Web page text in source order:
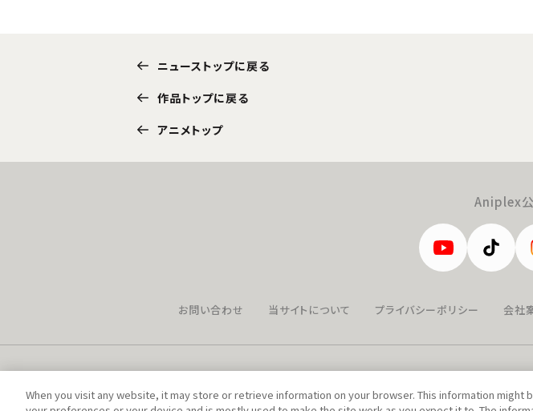
ニューストップに戻る
作品トップに戻る
アニメトップ
Aniplex公
お問い合わせ 当サイトについて プライバシーポリシー 会社
When you visit any website, it may store or retrieve information on your browser. This information might